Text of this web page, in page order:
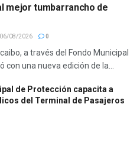
mejor tumbarrancho de
06/08/2026 0
a través del Fondo Municipal
con una nueva edición de la...
de Protección capacita a
del Terminal de Pasajeros